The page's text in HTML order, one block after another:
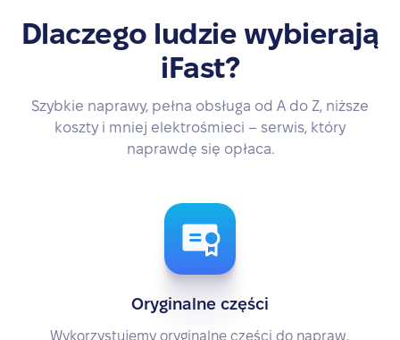
Dlaczego ludzie wybierają
iFast?
Szybkie naprawy, pełna obsługa od A do Z, niższe
koszty i mniej elektrośmieci – serwis, który
naprawdę się opłaca.
Oryginalne części
Wykorzystujemy oryginalne części do napraw,